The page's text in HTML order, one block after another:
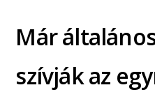
Már
szívják az